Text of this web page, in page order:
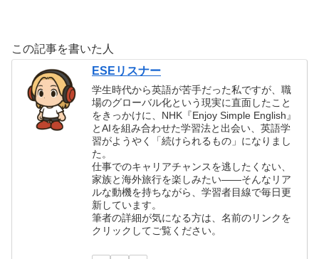
この記事を書いた人
ESEリスナー
学生時代から英語が苦手だった私ですが、職
場のグローバル化という現実に直面したこと
をきっかけに、NHK『Enjoy Simple English』
とAIを組み合わせた学習法と出会い、英語学
習がようやく「続けられるもの」になりまし
た。
仕事でのキャリアチャンスを逃したくない、
家族と海外旅行を楽しみたい——そんなリア
ルな動機を持ちながら、学習者目線で毎日更
新しています。
筆者の詳細が気になる方は、名前のリンクを
クリックしてご覧ください。